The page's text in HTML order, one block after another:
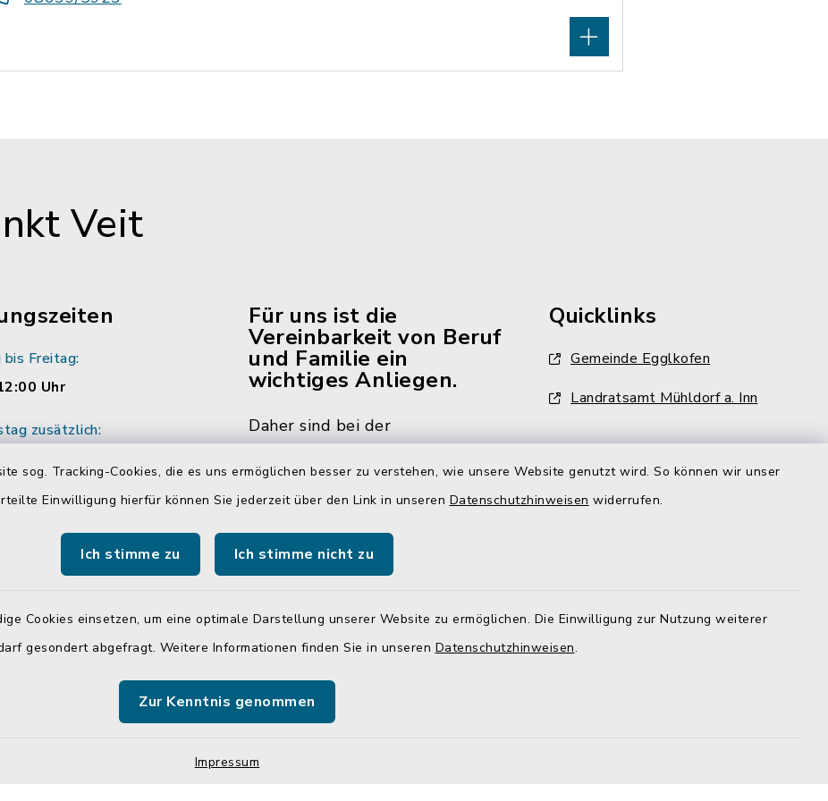
sog. Tracking-Cookies, die es uns ermöglichen besser zu verstehen, wie unsere Website genutzt wird. So können wir unser
Einwilligung hierfür können Sie jederzeit über den Link in unseren Datenschutzhinweisen widerrufen.
Ich stimme zu Ich stimme nicht zu
Cookies einsetzen, um eine optimale Darstellung unserer Website zu ermöglichen. Die Einwilligung zur Nutzung weiterer
gesondert abgefragt. Weitere Informationen finden Sie in unseren Datenschutzhinweisen.
Zur Kenntnis genommen
Impressum
Veit
Freitag:
Uhr
zusätzlich:
vereinbaren Sie
innen.
Für uns ist die
Vereinbarkeit von Beruf
und Familie ein
wichtiges Anliegen.
Daher sind bei der
Neumarkt-Sankt Veit mehr als
die Hälfte der Mitarbeiter und
Mitarbeiterinnen in Teilzeit
beschäftigt. Das bedingt aber,
teilweise auch während der
üblichen Bürozeiten und zu den
antreffen.
Quicklinks
Gemeinde Egglkofen
Landratsamt Mühldorf a. Inn